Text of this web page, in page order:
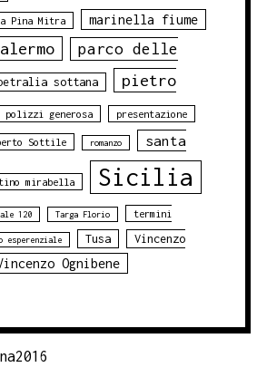
Pina Mitra marinella fiume
parco delle
sottana
pietro
polizzi generosa presentazione
Sottile romanzo santa
mirabella Sicilia
120 Targa Florio termini
esperenziale Tusa
Vincenzo
Ognibene